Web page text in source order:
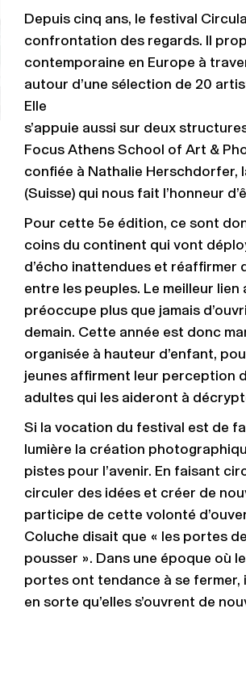
Depuis cinq ans, le festival
confrontation des regards. Il
contemporaine en Europe à
autour d’une sélection de 20
Elle
s’appuie aussi sur deux
Focus Athens School of Art &
confiée à Nathalie Herschdorfer,
(Suisse) qui nous fait l’honneur
Pour cette 5e édition, ce sont
coins du continent qui vont
d’écho inattendues et réaffirmer
entre les peuples. Le meilleur
préoccupe plus que jamais
demain. Cette année est donc
organisée à hauteur d’enfant,
jeunes affirment leur perception
adultes qui les aideront à
Si la vocation du festival est de
lumière la création
pistes pour l’avenir. En faisant
circuler des idées et créer de
participe de cette volonté
Coluche disait que « les portes
pousser ». Dans une époque où
portes ont tendance à se fermer,
en sorte qu’elles s’ouvrent de